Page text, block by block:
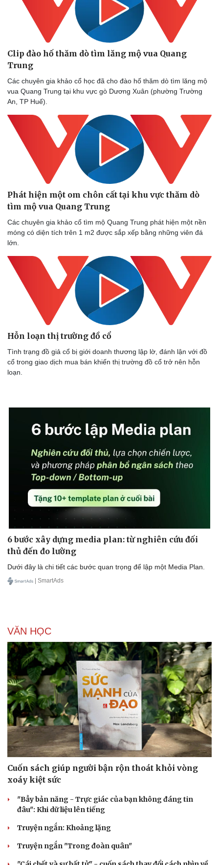
Sức khỏe
Dinh dưỡng - món ngon
Cây thuốc
Sản phụ khoa
Nhi khoa
Nam khoa
Làm đẹp - giảm cân
Phòng mạch online
Ăn sạch sống khỏe
Đời sống
Blog
Tình yêu - Gia đình
Văn hóa
Sân khấu - Điện ảnh
Văn học
Âm nhạc
Di sản
Giải trí
Nghệ sĩ
Thời trang
Sao Việt
Clip đào hố thăm dò tìm lăng mộ vua Quang
Trung
Các chuyên gia khảo cổ học đã cho đào hố thăm dò tìm lăng mộ
vua Quang Trung tại khu vực gò Dương Xuân (phường Trường
An, TP Huế).
Phát hiện một om chôn cất tại khu vực thăm dò
tìm mộ vua Quang Trung
Các chuyên gia khảo cổ tìm mộ Quang Trung phát hiện một nền
móng có diện tích trên 1 m2 được sắp xếp bằng những viên đá
lớn.
Hỗn loạn thị trường đồ cổ
Tình trạng đồ giả cổ bị giới doanh thương lập lờ, đánh lận với đồ
cổ trong giao dịch mua bán khiến thị trường đồ cổ trở nên hỗn
loạn.
6 bước xây dựng media plan: từ nghiên cứu đối
thủ đến đo lường
Dưới đây là chi tiết các bước quan trọng để lập một Media Plan.
| SmartAds
VĂN HỌC
Cuốn sách giúp người bận rộn thoát khỏi vòng
xoáy kiệt sức
"Bẫy bản năng - Trực giác của bạn không đáng tin
đâu": Khi dữ liệu lên tiếng
Truyện ngắn: Khoảng lặng
Truyện ngắn "Trong đoàn quân"